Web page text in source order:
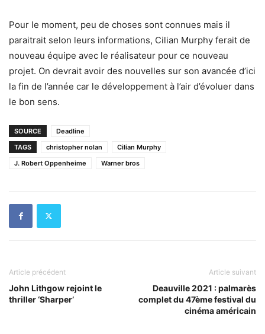
Pour le moment, peu de choses sont connues mais il
paraitrait selon leurs informations, Cilian Murphy ferait de
nouveau équipe avec le réalisateur pour ce nouveau
projet. On devrait avoir des nouvelles sur son avancée d’ici
la fin de l’année car le développement à l’air d’évoluer dans
le bon sens.
SOURCE
Deadline
TAGS
christopher nolan
Cilian Murphy
J. Robert Oppenheime
Warner bros
Article précédent
John Lithgow rejoint le
thriller ‘Sharper’
Article suivant
Deauville 2021 : palmarès
complet du 47ème festival du
cinéma américain